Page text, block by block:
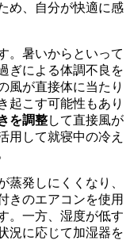
め、自分が快適に感
。暑いからといって
ぎによる体調不良を
風が直接体に当たり
起こす可能性もあり
を調整して直接風が
用して就寝中の冷え
蒸発しにくくなり、
きのエアコンを使用
。一方、湿度が低す
況に応じて加湿器を